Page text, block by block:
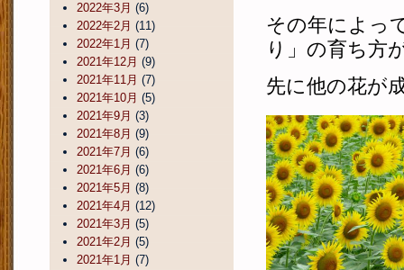
その年によっ
り」の育ち方
先に他の花が
2022年3月 (6)
2022年2月 (11)
2022年1月 (7)
2021年12月 (9)
2021年11月 (7)
2021年10月 (5)
2021年9月 (3)
2021年8月 (9)
2021年7月 (6)
2021年6月 (6)
2021年5月 (8)
2021年4月 (12)
2021年3月 (5)
2021年2月 (5)
2021年1月 (7)